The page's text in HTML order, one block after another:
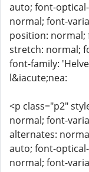
auto; font-
normal; font-
position:
stretch: normal;
font-family:
l&iacute;nea:
<p class="p2"
normal; font-
alternates:
auto; font-
normal; font-